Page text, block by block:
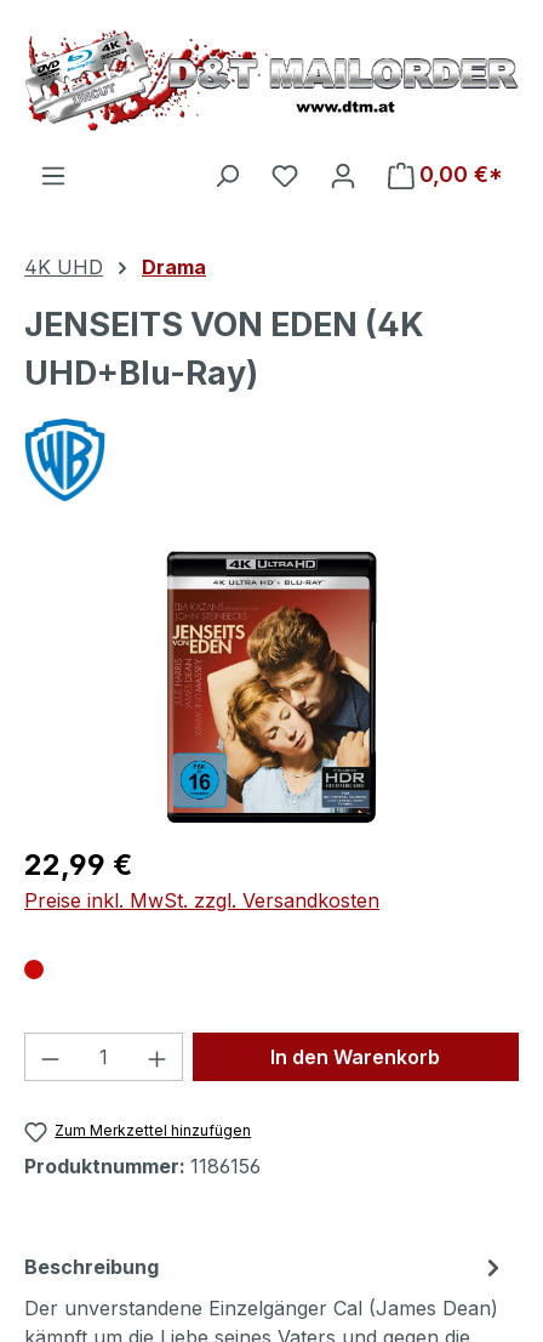
Zum Hauptinhalt springen
Du hast 0 Produkte auf
0,00 €*
4K UHD Drama
JENSEITS VON EDEN (4K
UHD+Blu-Ray)
Bildergalerie überspringen
Regulärer Preis:
22,99 €
Preise inkl. MwSt. zzgl. Versandkosten
Produkt Anzahl: Gib denIn den Warenkorb
Zum Merkzettel hinzufügen
Produktnummer: 1186156
Beschreibung
Der unverstandene Einzelgänger Cal (James Dean)
kämpft um die Liebe seines Vaters und gegen die